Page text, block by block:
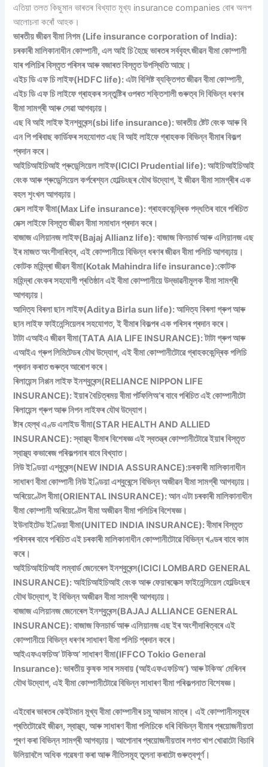
এতিয়া তলত কিছুমান ভাৰতৰ বিখ্যাত মূখ্য insurance companies বোৰ অলপ
আলোচনা কৰোঁ আহক।
ভাৰতীয় জীৱন বীমা নিগম (Life insurance corporation of India):
চৰকাৰী মালিকানাধীন কোম্পানী, এল আই চি হৈছে ভাৰতৰ সৰ্ববৃহৎ জীৱন বীমা কোম্পানী
যাৰ পলিচিৰ বিস্তৃত পৰিসৰ আৰু বজাৰত বিস্তৃত উপস্থিতি আছে।
এইচ ডি এফ চি লাইফ(HDFC life): এটা বিশিষ্ট ব্যক্তিগত জীৱন বীমা কোম্পানী,
এইচ ডি এফ চি লাইফে গ্ৰাহকৰ সন্তুষ্টিৰ ওপৰত শক্তিশালী গুৰুত্ব দি বিভিন্ন ধৰণৰ
বীমা সামগ্ৰী আৰু সেৱা আগবঢ়ায়।
এছ বি আই লাইফ ইনশ্বুৰেন্স(sbi life insurance): ভাৰতীয় ষ্টেট বেংক আৰু বি
এন পি পৰিবাছ কাৰ্ডিফৰ সহযোগত এছ বি আই লাইফে গ্ৰাহকক বিভিন্ন বীমাৰ বিকল্প
প্ৰদান কৰে।
আইচিআইচিআই প্ৰুডেন্সিয়েল লাইফ(ICICI Prudential life): আইচিআইচিআই
বেংক আৰু প্ৰুডেন্সিয়েল কৰ্পৰেশ্যন হোল্ডিংছৰ যৌথ উদ্যোগ, ই জীৱন বীমা সামগ্ৰীৰ এক
বহল শৃংখল আগবঢ়ায়।
মেক্স লাইফ বীমা(Max Life insurance): গ্ৰাহককেন্দ্ৰিক পদ্ধতিৰ বাবে পৰিচিত
মেক্স লাইফে বিস্তৃত জীৱন বীমা সমাধান প্ৰদান কৰে।
বাজাজ এলিয়ানজ লাইফ(Bajaj Allianz life): বাজাজ ফিনচাৰ্ভ আৰু এলিয়ানজ এছ
ইৰ মাজত অংশীদাৰিত্ব, এই কোম্পানীয়ে বিভিন্ন ধৰণৰ জীৱন বীমা পলিচি আগবঢ়ায়।
কোটক মহিন্দ্ৰা জীৱন বীমা(Kotak Mahindra life insurance):কোটক
মহিন্দ্ৰা বেংকৰ সহযোগী প্ৰতিষ্ঠান এই বীমা কোম্পানীয়ে উদ্ভাৱনীমূলক বীমা সামগ্ৰী
আগবঢ়ায়।
আদিত্য বিৰলা ছান লাইফ(Aditya Birla sun life): আদিত্য বিৰলা গ্ৰুপ আৰু
ছান লাইফ ফাইনেন্সিয়েলৰ সহযোগত, ই বীমাৰ বিকল্পৰ এক পৰিসৰ প্ৰদান কৰে।
টাটা এআইএ জীৱন বীমা(TATA AIA LIFE INSURANCE): টাটা গ্ৰুপ আৰু
এআইএ গ্ৰুপ লিমিটেডৰ যৌথ উদ্যোগ, এই বীমা কোম্পানীটোৱে গ্ৰাহককেন্দ্ৰিক পলিচি
প্ৰদান কৰাত গুৰুত্ব আৰোপ কৰে।
ৰিলায়েন্স নিপ্পন লাইফ ইনশ্বুৰেন্স(RELIANCE NIPPON LIFE
INSURANCE): ইয়াৰ বৈচিত্ৰময় বীমা পৰ্টফলিঅ’ৰ বাবে পৰিচিত এই কোম্পানীটো
ৰিলায়েন্স গ্ৰুপ আৰু নিপন লাইফৰ যৌথ উদ্যোগ।
ষ্টাৰ হেল্থ এণ্ড এলাইড বীমা(STAR HEALTH AND ALLIED
INSURANCE): স্বাস্থ্য বীমাৰ বিশেষজ্ঞ এই স্বতন্ত্ৰ কোম্পানীটোৱে ইয়াৰ বিস্তৃত
স্বাস্থ্য কভাৰেজ পৰিকল্পনাৰ বাবে বিখ্যাত।
নিউ ইণ্ডিয়া এশ্বুৰেন্স(NEW INDIA ASSURANCE):চৰকাৰী মালিকানাধীন
সাধাৰণ বীমা কোম্পানী নিউ ইণ্ডিয়া এশ্বুৰেন্সে বিভিন্ন অজীৱন বীমা সামগ্ৰী আগবঢ়ায়।
অৰিয়েণ্টেল বীমা(ORIENTAL INSURANCE): আন এটা চৰকাৰী মালিকানাধীন
বীমা কোম্পানী অৰিয়েণ্টেল বীমা অজীৱন বীমা পলিচিৰ বিশেষজ্ঞ।
ইউনাইটেড ইণ্ডিয়া বীমা(UNITED INDIA INSURANCE): বীমাৰ বিস্তৃত
পৰিসৰৰ বাবে পৰিচিত এই চৰকাৰী মালিকানাধীন কোম্পানীটোৱে বিভিন্ন খণ্ডৰ বাবে কাম
কৰে।
আইচিআইচিআই লম্বাৰ্ড জেনেৰেল ইনশ্বুৰেন্স(ICICI LOMBARD GENERAL
INSURANCE): আইচিআইচিআই বেংক আৰু ফেয়াৰফেক্স ফাইনেন্সিয়েল হোল্ডিংছৰ
যৌথ উদ্যোগ, ই বিভিন্ন অজীৱন বীমা সামগ্ৰী আগবঢ়ায়।
বাজাজ এলিয়ানজ জেনেৰেল ইনশ্বুৰেন্স(BAJAJ ALLIANCE GENERAL
INSURANCE): বাজাজ ফিনচাৰ্ভ আৰু এলিয়ানজ এছ ইৰ অংশীদাৰিত্বৰে এই
কোম্পানীয়ে বিভিন্ন ধৰণৰ সাধাৰণ বীমা পলিচি প্ৰদান কৰে।
আইএফএফচিঅ’ টকিঅ’ সাধাৰণ বীমা(IFFCO Tokio General
Insurance): ভাৰতীয় কৃষক সাৰ সমবায় (আইএফএফচিঅ’) আৰু টকিঅ’ মেৰিনৰ
যৌথ উদ্যোগ, এই বীমা কোম্পানীটোৱে বিভিন্ন সাধাৰণ বীমা পৰিকল্পনাত বিশেষজ্ঞ।
এইবোৰ ভাৰতৰ কেইটমান মূখ্য বীমা কোম্পানীৰ চমু আভাস মাত্ৰ। এই কোম্পানীসমূহৰ
প্ৰতিটোৱেই জীৱন, স্বাস্থ্য, আৰু সাধাৰণ বীমা পলিচিকে ধৰি বিভিন্ন বীমাৰ প্ৰয়োজনীয়তা
পূৰণ কৰা বিভিন্ন সামগ্ৰী আগবঢ়ায়। আপোনাৰ প্ৰয়োজনীয়তাৰ লগত খাপ খোৱাটো বিচাৰি
উলিয়াবলৈ অধিক গৱেষণা কৰা আৰু নীতিসমূহ তুলনা কৰাটো গুৰুত্বপূৰ্ণ।